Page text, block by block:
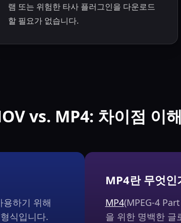
램 또는 위험한 타사 플러그인을 다운로드
할 필요가 없습니다.
vs. MP4: 차이점 이해
하기 위해
식입니다.
MP4란 무엇인
MP4(MPEG-4
을 위한 명백한 글